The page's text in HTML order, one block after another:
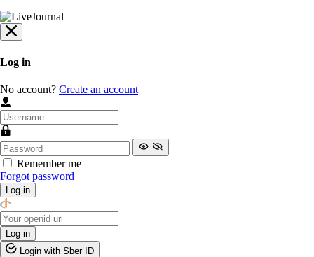
Log in
No account? Create an account
Remember me
Forgot password
Log in
Log in
Login with Sber ID